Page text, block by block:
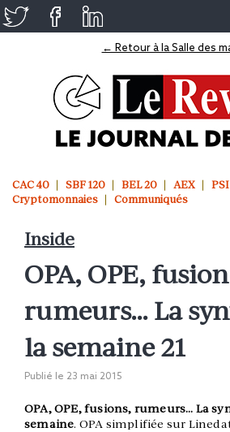
← Retour à la Salle des
CAC 40 SBF 120 BEL 20 AEX
Cryptomonnaies
Communiqués
Inside
OPA, OPE,
rumeurs… La
la semaine 21
Publié le 23 mai 2015
OPA, OPE, fusions, rumeurs… La
semaine. OPA simplifiée sur